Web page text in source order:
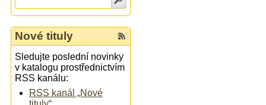
Nové tituly
Sledujte poslední novinky
v katalogu prostřednictvím
RSS kanálu:
RSS kanál „Nové